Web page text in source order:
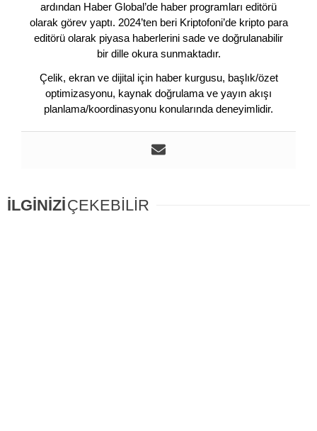
ardından Haber Global’de haber programları editörü
olarak görev yaptı. 2024’ten beri Kriptofoni’de kripto para
editörü olarak piyasa haberlerini sade ve doğrulanabilir
bir dille okura sunmaktadır.
Çelik, ekran ve dijital için haber kurgusu, başlık/özet
optimizasyonu, kaynak doğrulama ve yayın akışı
planlama/koordinasyonu konularında deneyimlidir.
İLGİNİZİÇEKEBİLİR